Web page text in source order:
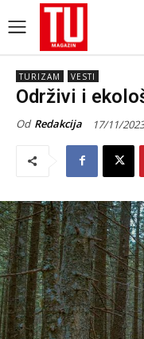
TURIZAM VESTI
Održivi i
Od Redakcija 17/11/2023